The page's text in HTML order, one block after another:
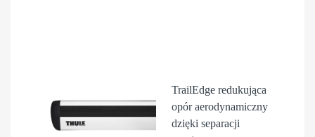
TrailEdge redukująca
opór aerodynamiczny
dzięki separacji